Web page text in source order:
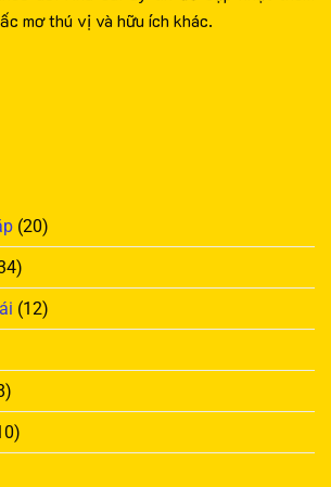
mơ thú vị và hữu ích khác.
(20)
(12)